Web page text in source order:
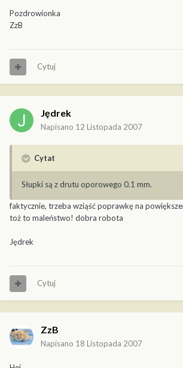
Pozdrowionka
ZzB
Cytuj
Jędrek
Napisano 12 Listopada 2007
Cytat
Słupki są z drutu oporowego 0.1 mm.
faktycznie, trzeba wziąść poprawkę na
toż to maleństwo! dobra robota
Jędrek
Cytuj
ZzB
Napisano 18 Listopada 2007